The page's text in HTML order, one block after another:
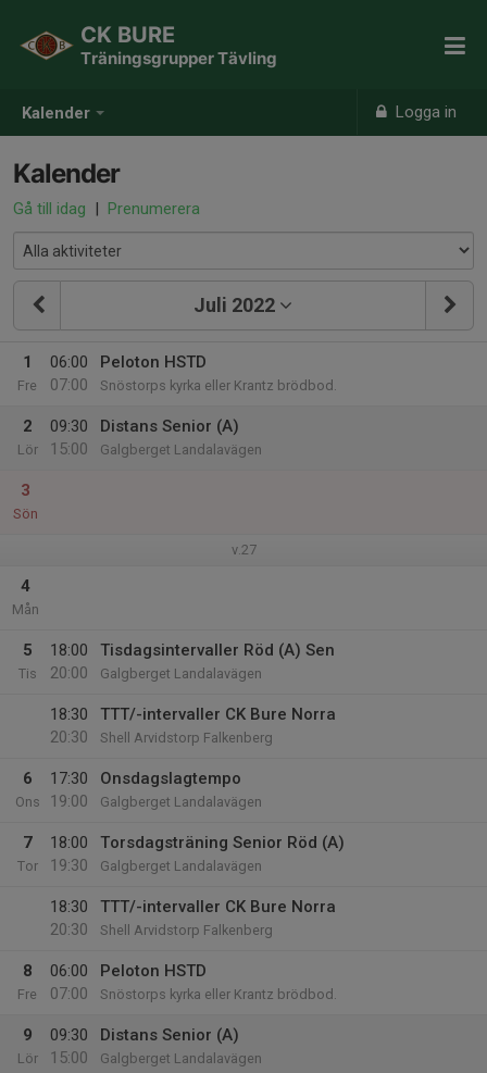
Kalender Logga in
CK BURE
Träningsgrupper Tävling
Kalender
Gå till idag | Prenumerera
Juli 2022
1
Fre
06:00
07:00
Peloton HSTD
Snöstorps kyrka eller Krantz brödbod.
2
Lör
09:30
15:00
Distans Senior (A)
Galgberget Landalavägen
3
Sön
v.27
4
Mån
5
Tis
18:00
20:00
Tisdagsintervaller Röd (A) Sen
Galgberget Landalavägen
18:30
20:30
TTT/-intervaller CK Bure Norra
Shell Arvidstorp Falkenberg
6
Ons
17:30
19:00
Onsdagslagtempo
Galgberget Landalavägen
7
Tor
18:00
19:30
Torsdagsträning Senior Röd (A)
Galgberget Landalavägen
18:30
20:30
TTT/-intervaller CK Bure Norra
Shell Arvidstorp Falkenberg
8
Fre
06:00
07:00
Peloton HSTD
Snöstorps kyrka eller Krantz brödbod.
9
Lör
09:30
15:00
Distans Senior (A)
Galgberget Landalavägen